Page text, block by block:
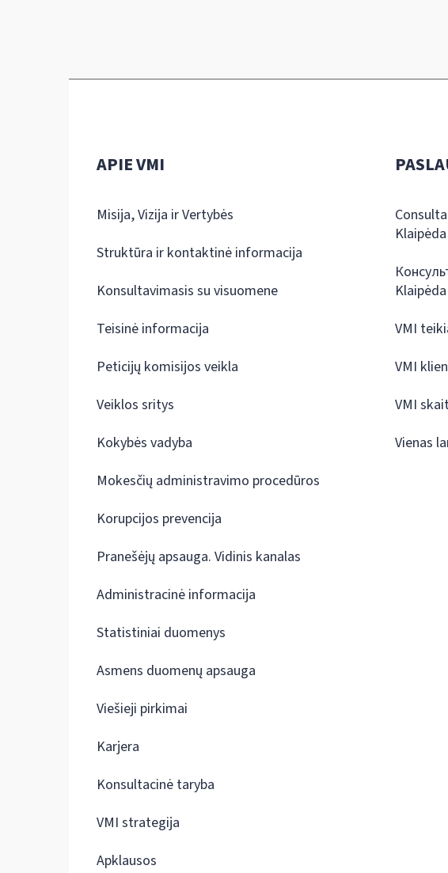
APIE VMI
Misija, Vizija ir Vertybės
Struktūra ir kontaktinė informacija
Konsultavimasis su visuomene
Teisinė informacija
Peticijų komisijos veikla
Veiklos sritys
Kokybės vadyba
Mokesčių administravimo procedūros
Korupcijos prevencija
Pranešėjų apsauga. Vidinis kanalas
Administracinė informacija
Statistiniai duomenys
Asmens duomenų apsauga
Viešieji pirkimai
Karjera
Konsultacinė taryba
VMI strategija
Apklausos
Klaipėda
Klaipėda
VMI
VMI
VMI
Vienas